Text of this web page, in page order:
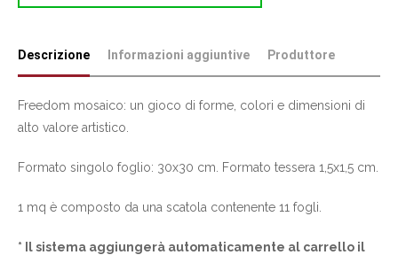
Descrizione Informazioni aggiuntive Produttore
Freedom mosaico: un gioco di forme, colori e dimensioni di
alto valore artistico.
Formato singolo foglio: 30x30 cm. Formato tessera 1,5x1,5 cm.
1 mq è composto da una scatola contenente 11 fogli.
* Il sistema aggiungerà automaticamente al carrello il